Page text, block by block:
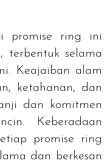
promise ring ini
, terbentuk selama
Keajaiban alam
ketahanan, dan
dan komitmen
Keberadaan
promise ring
dan berkesan